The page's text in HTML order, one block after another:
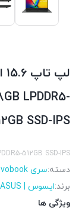
LPDDR5-
SSD-IPS
512GB SSD-IPS
دسته:سری Vivobook
برند:ایسوس | ASUS
ویژگی ها